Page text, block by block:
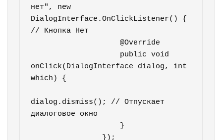
нет", new
DialogInterface.OnClickListener() {
// Кнопка Нет
                    @Override
onClick(DialogInterface dialog, int
which) {
dialog.dismiss(); // Отпускает
диалоговое окно